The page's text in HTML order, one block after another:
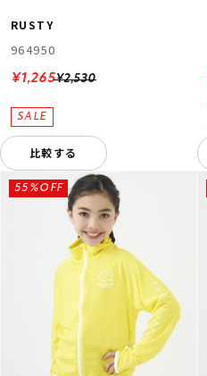
RUSTY
964950
¥2,530
¥1,265
比較する
55%OFF